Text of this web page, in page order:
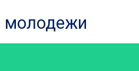
молодежи